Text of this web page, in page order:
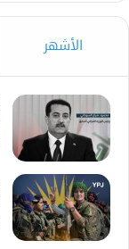
الأشهر